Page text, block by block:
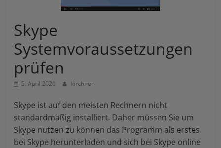
Skype
Systemvoraussetzungen
prüfen
5. April 2020 kirchner
Skype ist auf den meisten Rechnern nicht
standardmäßig installiert. Daher müssen Sie um
Skype nutzen zu können das Programm als erstes
bei Skype herunterladen und sich bei Skype online